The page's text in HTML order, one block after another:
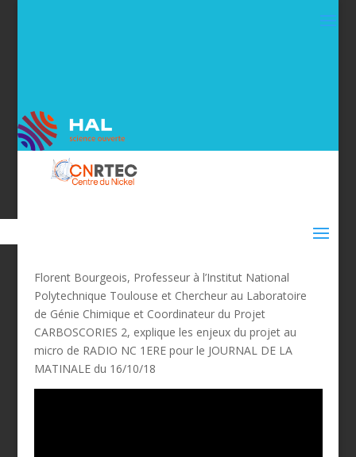
Florent Bourgeois, Professeur à l’Institut National
Polytechnique Toulouse et Chercheur au Laboratoire
de Génie Chimique et Coordinateur du Projet
CARBOSCORIES 2, explique les enjeux du projet au
micro de RADIO NC 1ERE pour le JOURNAL DE LA
MATINALE du 16/10/18